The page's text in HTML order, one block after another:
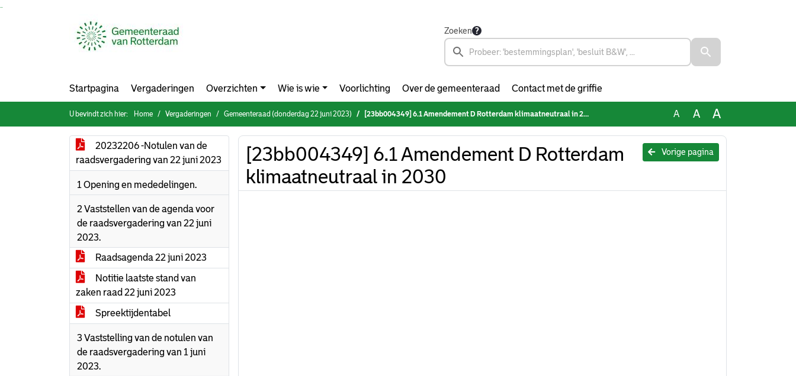
Zoeken
Startpagina Vergaderingen Overzichten Wie is wie Voorlichting Over de gemeenteraad Contact met de griffie
U bevindt zich hier: Home Vergaderingen Gemeenteraad (donderdag 22 juni 2023) [23bb004349] 6.1 Amendement D Rotterdam klimaatneutraal in 2030 A A A
20232206 -Notulen van de
raadsvergadering van 22 juni 2023
1 Opening en mededelingen.
2 Vaststellen van de agenda voor
de raadsvergadering van 22 juni
2023.
Raadsagenda 22 juni 2023
Notitie laatste stand van
zaken raad 22 juni 2023
Spreektijdentabel
3 Vaststelling van de notulen van
de raadsvergadering van 1 juni
2023.
Vorige pagina
[23bb004349] 6.1 Amendement D Rotterdam
klimaatneutraal in 2030